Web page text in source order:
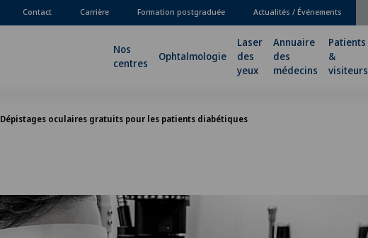
Contact Carrière Formation postgraduée Actualités / Événements
Nos
centres
Ophtalmologie
Laser
des
yeux
Annuaire
des
médecins
Patients
&
visiteurs
Dépistages oculaires gratuits pour les patients diabétiques